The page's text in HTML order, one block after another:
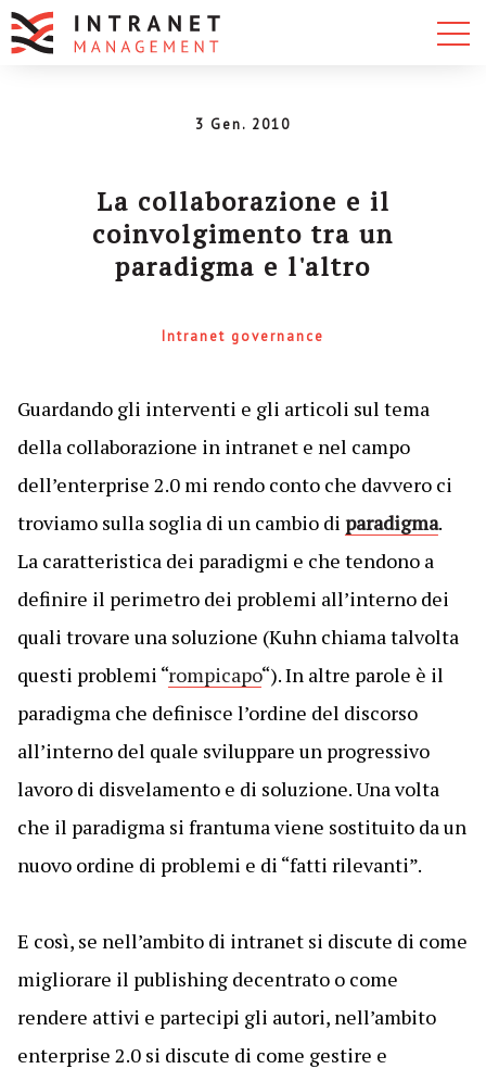
3 Gen. 2010
La collaborazione e il
coinvolgimento tra un
paradigma e l'altro
Intranet governance
Guardando gli interventi e gli articoli sul tema
della collaborazione in intranet e nel campo
dell’enterprise 2.0 mi rendo conto che davvero ci
troviamo sulla soglia di un cambio di paradigma.
La caratteristica dei paradigmi e che tendono a
definire il perimetro dei problemi all’interno dei
quali trovare una soluzione (Kuhn chiama talvolta
questi problemi “rompicapo“). In altre parole è il
paradigma che definisce l’ordine del discorso
all’interno del quale sviluppare un progressivo
lavoro di disvelamento e di soluzione. Una volta
che il paradigma si frantuma viene sostituito da un
nuovo ordine di problemi e di “fatti rilevanti”.
E così, se nell’ambito di intranet si discute di come
migliorare il publishing decentrato o come
rendere attivi e partecipi gli autori, nell’ambito
enterprise 2.0 si discute di come gestire e